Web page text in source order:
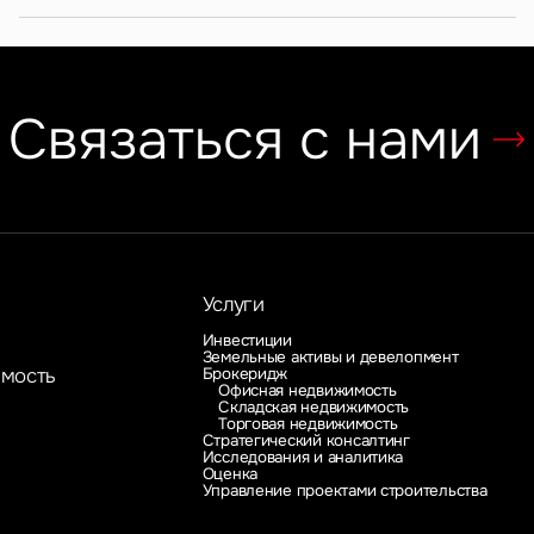
Связаться с нами
Услуги
Инвестиции
Земельные активы и девелопмент
Брокеридж
Офисная недвижимость
Складская недвижимость
Торговая недвижимость
Стратегический консалтинг
Исследования и аналитика
Оценка
Управление проектами строительства